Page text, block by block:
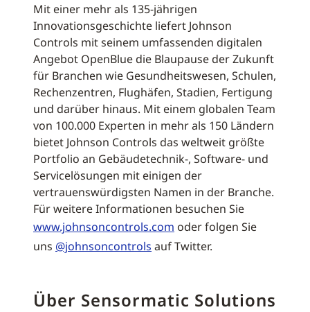
Mit einer mehr als 135-jährigen
Innovationsgeschichte liefert Johnson
Controls mit seinem umfassenden digitalen
Angebot OpenBlue die Blaupause der Zukunft
für Branchen wie Gesundheitswesen, Schulen,
Rechenzentren, Flughäfen, Stadien, Fertigung
und darüber hinaus. Mit einem globalen Team
von 100.000 Experten in mehr als 150 Ländern
bietet Johnson Controls das weltweit größte
Portfolio an Gebäudetechnik-, Software- und
Servicelösungen mit einigen der
vertrauenswürdigsten Namen in der Branche.
Für weitere Informationen besuchen Sie
www.johnsoncontrols.com oder folgen Sie
uns @johnsoncontrols auf Twitter.
Über Sensormatic Solutions